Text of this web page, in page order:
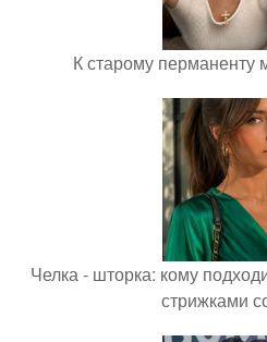
К старому перманенту
Челка - шторка: кому
стрижками